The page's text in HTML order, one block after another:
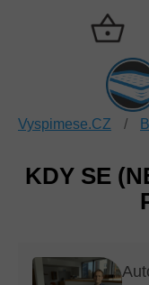
Vyspimese.CZ /
KDY SE